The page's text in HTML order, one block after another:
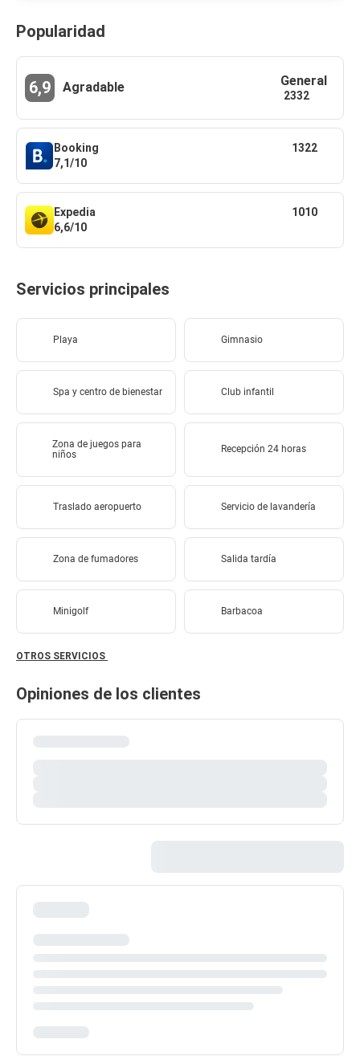
Popularidad
6,9 Agradable General
2332
Booking
7,1/10
1322
Expedia
6,6/10
1010
Servicios principales
Playa Gimnasio
Spa y centro de bienestar Club infantil
Zona de juegos para
niños
Recepción 24 horas
Traslado aeropuerto Servicio de lavandería
Zona de fumadores Salida tardía
Minigolf Barbacoa
OTROS SERVICIOS
Opiniones de los clientes